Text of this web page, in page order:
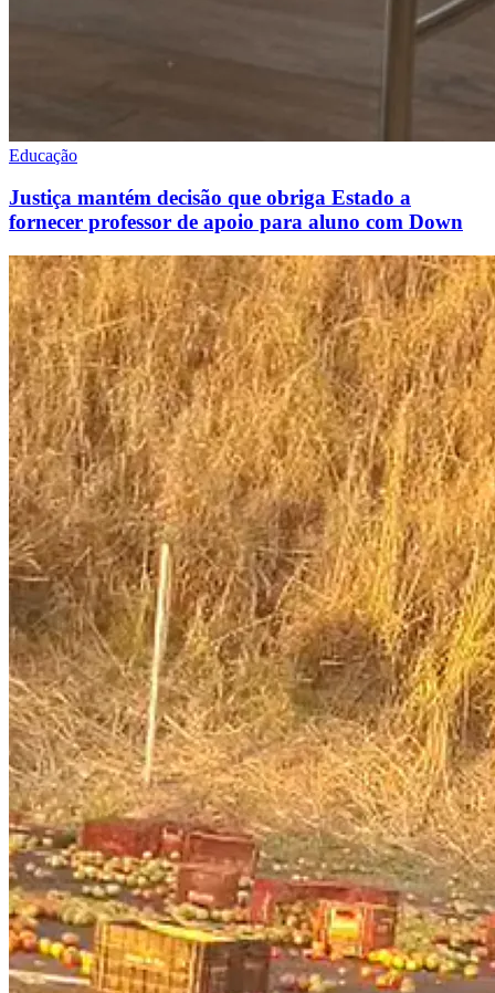
Educação
Justiça mantém decisão que obriga Estado a
fornecer professor de apoio para aluno com Down